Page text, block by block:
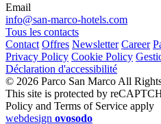
Email
info@san-marco-hotels.com
Tous les contacts
Contact Offres Newsletter Career
Privacy Policy Cookie Policy
Déclaration d'accessibilité
© 2026 Parco San Marco All
This site is protected by
Policy and Terms of Service apply
webdesign ovosodo